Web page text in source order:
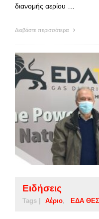
διανομής αερίου …
Διαβάστε περισσότερα
Ειδήσεις
Tags | Αέριο ΕΔΑ